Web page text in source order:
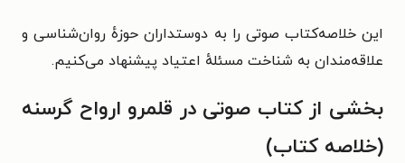
این خلاصه‌کتاب صوتی را به دوستداران حوزهٔ روان‌شناسی و
علاقه‌مندان به شناخت مسئلهٔ اعتیاد پیشنهاد می‌کنیم.
بخشی از کتاب صوتی در قلمرو ارواح گرسنه
(خلاصه کتاب)